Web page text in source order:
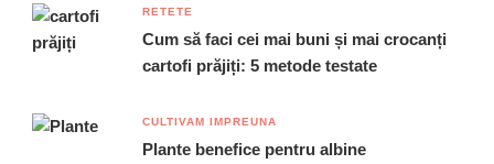
RETETE
Cum să faci cei mai buni și mai crocanți
cartofi prăjiți: 5 metode testate
CULTIVAM IMPREUNA
Plante benefice pentru albine